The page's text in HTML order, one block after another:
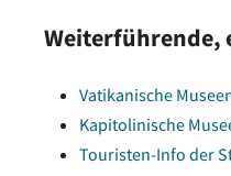
Weiterführende,
Vatikanische
Kapitolinische
Touristen-Info der